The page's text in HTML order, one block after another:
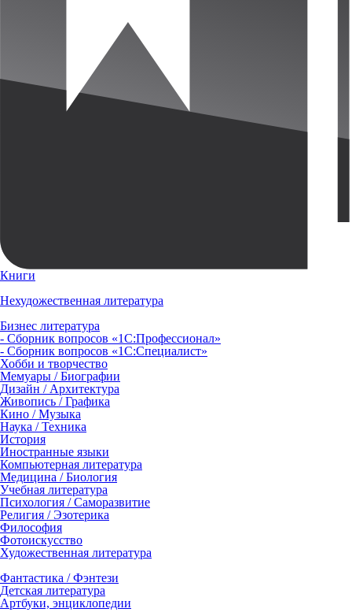
Книги
Нехудожественная литература
Бизнес литература
- Сборник вопросов «1С:Профессионал»
- Сборник вопросов «1С:Специалист»
Хобби и творчество
Мемуары / Биографии
Дизайн / Архитектура
Живопись / Графика
Кино / Музыка
Наука / Техника
История
Иностранные языки
Компьютерная литература
Медицина / Биология
Учебная литература
Психология / Саморазвитие
Религия / Эзотерика
Философия
Фотоискусство
Художественная литература
Фантастика / Фэнтези
Детская литература
Артбуки, энциклопедии